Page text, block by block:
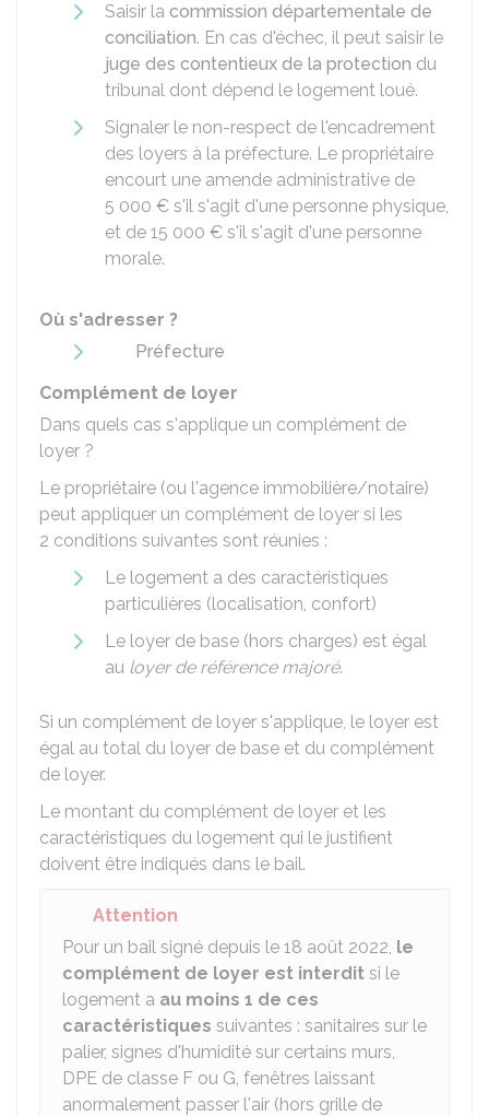
Saisir la commission départementale de
conciliation. En cas d'échec, il peut saisir le
juge des contentieux de la protection du
tribunal dont dépend le logement loué.
Signaler le non-respect de l'encadrement
des loyers à la préfecture. Le propriétaire
encourt une amende administrative de
5 000 € s'il s'agit d'une personne physique,
et de 15 000 € s'il s'agit d'une personne
morale.
Où s'adresser ?
Préfecture
Complément de loyer
Dans quels cas s'applique un complément de
loyer ?
Le propriétaire (ou l'agence immobilière/notaire)
peut appliquer un complément de loyer si les
2 conditions suivantes sont réunies :
Le logement a des caractéristiques
particulières (localisation, confort)
Le loyer de base (hors charges) est égal
au loyer de référence majoré.
Si un complément de loyer s'applique, le loyer est
égal au total du loyer de base et du complément
de loyer.
Le montant du complément de loyer et les
caractéristiques du logement qui le justifient
doivent être indiqués dans le bail.
Attention
Pour un bail signé depuis le 18 août 2022, le
complément de loyer est interdit si le
logement a au moins 1 de ces
caractéristiques suivantes : sanitaires sur le
palier, signes d'humidité sur certains murs,
DPE de classe F ou G, fenêtres laissant
anormalement passer l'air (hors grille de